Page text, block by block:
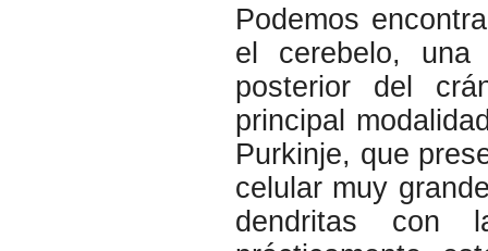
Podemos
el cerebelo,
posterior del
principal
Purkinje, que
celular muy
dendritas con